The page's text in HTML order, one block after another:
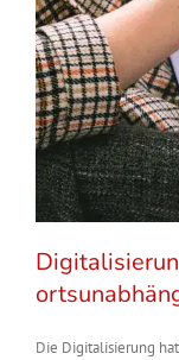
Die Digitalisierung